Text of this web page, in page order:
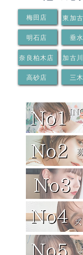
梅田店 東加
明石店
垂
奈良柏木店 加古
高砂店 三